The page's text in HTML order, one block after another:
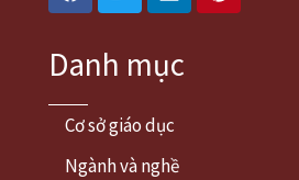
Danh mục
Cơ sở giáo dục
Ngành và nghề